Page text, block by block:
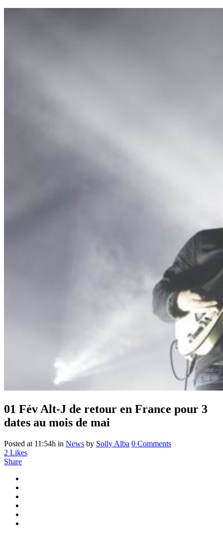
01 Fév Alt-J de retour en France pour 3
dates au mois de mai
Posted at 11:54h in News by Solly Alba 0 Comments
2 Likes
Share